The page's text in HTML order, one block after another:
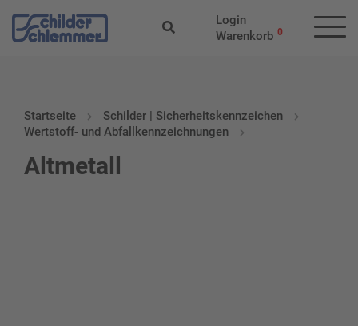
Login
Warenkorb 0
Startseite
Schilder | Sicherheitskennzeichen
Wertstoff- und Abfallkennzeichnungen
Altmetall